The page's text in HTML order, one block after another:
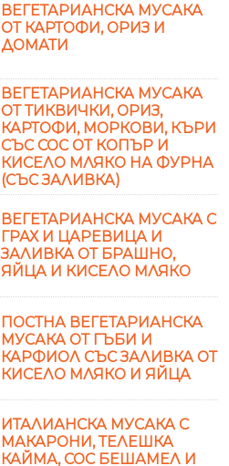
ВЕГЕТАРИАНСКА МУСАКА
ОТ КАРТОФИ, ОРИЗ И
ДОМАТИ
ВЕГЕТАРИАНСКА МУСАКА
ОТ ТИКВИЧКИ, ОРИЗ,
КАРТОФИ, МОРКОВИ, КЪРИ
СЪС СОС ОТ КОПЪР И
КИСЕЛО МЛЯКО НА ФУРНА
(СЪС ЗАЛИВКА)
ВЕГЕТАРИАНСКА МУСАКА С
ГРАХ И ЦАРЕВИЦА И
ЗАЛИВКА ОТ БРАШНО,
ЯЙЦА И КИСЕЛО МЛЯКО
ПОСТНА ВЕГЕТАРИАНСКА
МУСАКА ОТ ГЪБИ И
КАРФИОЛ СЪС ЗАЛИВКА ОТ
КИСЕЛО МЛЯКО И ЯЙЦА
ИТАЛИАНСКА МУСАКА С
МАКАРОНИ, ТЕЛЕШКА
КАЙМА, СОС БЕШАМЕЛ И